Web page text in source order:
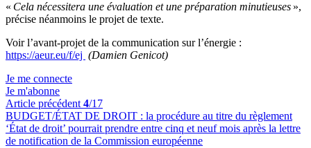
« Cela nécessitera une évaluation et une préparation minutieuses »,
précise néanmoins le projet de texte.
Voir l’avant-projet de la communication sur l’énergie :
https://aeur.eu/f/ej (Damien Genicot)
Je me connecte
Je m'abonne
Article précédent 4/17
BUDGET/ÉTAT DE DROIT : la procédure au titre du règlement
‘État de droit’ pourrait prendre entre cinq et neuf mois après la lettre
de notification de la Commission européenne